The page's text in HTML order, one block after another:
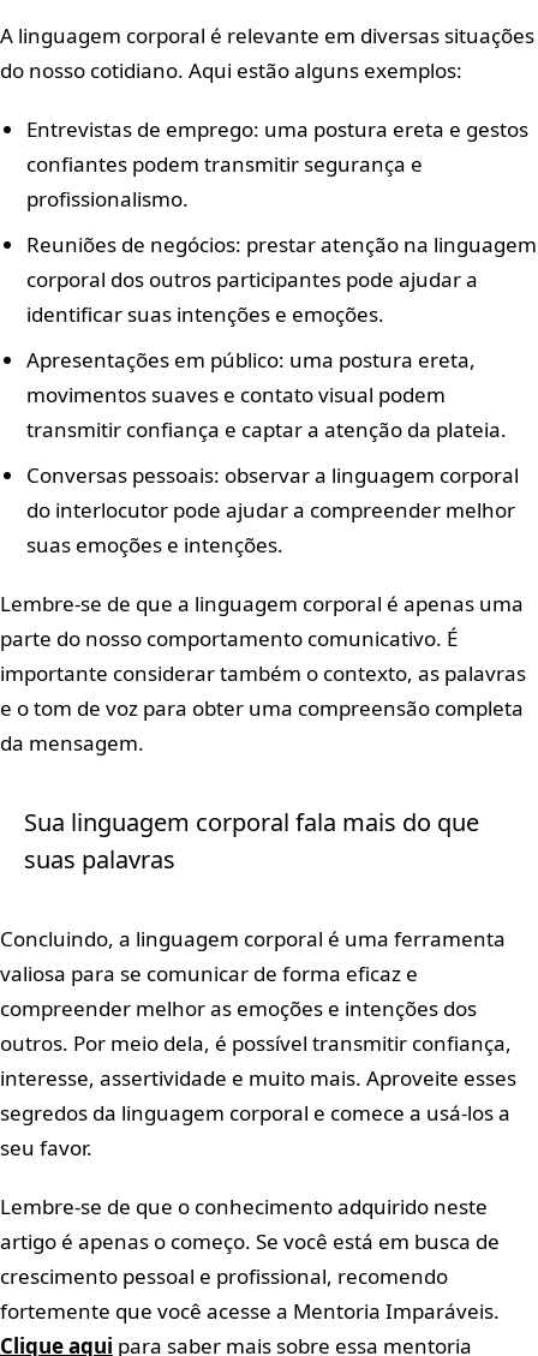
A linguagem corporal é relevante em diversas situações
do nosso cotidiano. Aqui estão alguns exemplos:
Entrevistas de emprego: uma postura ereta e gestos
confiantes podem transmitir segurança e
profissionalismo.
Reuniões de negócios: prestar atenção na linguagem
corporal dos outros participantes pode ajudar a
identificar suas intenções e emoções.
Apresentações em público: uma postura ereta,
movimentos suaves e contato visual podem
transmitir confiança e captar a atenção da plateia.
Conversas pessoais: observar a linguagem corporal
do interlocutor pode ajudar a compreender melhor
suas emoções e intenções.
Lembre-se de que a linguagem corporal é apenas uma
parte do nosso comportamento comunicativo. É
importante considerar também o contexto, as palavras
e o tom de voz para obter uma compreensão completa
da mensagem.
Sua linguagem corporal fala mais do que
suas palavras
Concluindo, a linguagem corporal é uma ferramenta
valiosa para se comunicar de forma eficaz e
compreender melhor as emoções e intenções dos
outros. Por meio dela, é possível transmitir confiança,
interesse, assertividade e muito mais. Aproveite esses
segredos da linguagem corporal e comece a usá-los a
seu favor.
Lembre-se de que o conhecimento adquirido neste
artigo é apenas o começo. Se você está em busca de
crescimento pessoal e profissional, recomendo
fortemente que você acesse a Mentoria Imparáveis.
Clique aqui para saber mais sobre essa mentoria